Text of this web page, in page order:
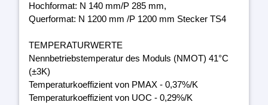
Hochformat: N 140 mm/P 285 mm,
Querformat: N 1200 mm /P 1200 mm Stecker TS4
TEMPERATURWERTE
Nennbetriebstemperatur des Moduls (NMOT) 41°C
(±3K)
Temperaturkoeffizient von PMAX - 0,37%/K
Temperaturkoeffizient von UOC - 0,29%/K